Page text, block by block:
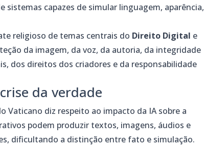
sistemas capazes de simular linguagem, aparência,
religioso de temas centrais do Direito Digital e
da imagem, da voz, da autoria, da integridade
dos direitos dos criadores e da responsabilidade
da verdade
Vaticano diz respeito ao impacto da IA sobre a
podem produzir textos, imagens, áudios e
dificultando a distinção entre fato e simulação.